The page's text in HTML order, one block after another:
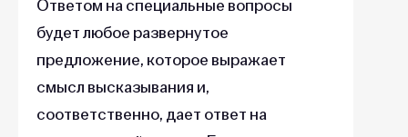
Ответом на специальные вопросы
будет любое развернутое
предложение, которое выражает
смысл высказывания и,
соответственно, дает ответ на